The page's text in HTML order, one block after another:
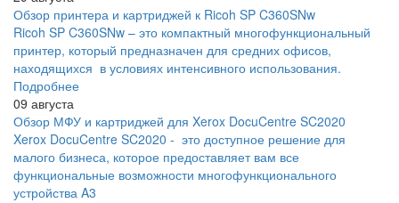
Обзор принтера и картриджей к Ricoh SP C360SNw
Ricoh SP C360SNw – это компактный многофункциональный
принтер, который предназначен для средних офисов,
находящихся в условиях интенсивного использования.
Подробнее
09 августа
Обзор МФУ и картриджей для Xerox DocuCentre SC2020
Xerox DocuCentre SC2020 - это доступное решение для
малого бизнеса, которое предоставляет вам все
функциональные возможности многофункционального
устройства A3